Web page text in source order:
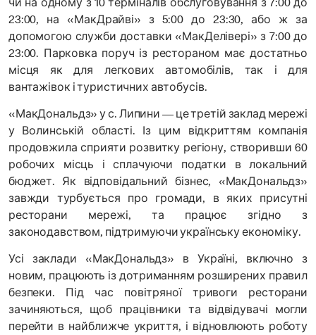
чи на одному з 10 терміналів обслуговування з 7:00 до
23:00, на «МакДрайві» з 5:00 до 23:30, або ж за
допомогою служби доставки «МакДелівері» з 7:00 до
23:00. Парковка поруч із рестораном має достатньо
місця як для легкових автомобілів, так і для
вантажівок і туристичних автобусів.
«МакДональдз» у с. Липини — це третій заклад мережі
у Волинській області. Із цим відкриттям компанія
продовжила сприяти розвитку регіону, створивши 60
робочих місць і сплачуючи податки в локальний
бюджет. Як відповідальний бізнес, «МакДональдз»
завжди турбується про громади, в яких присутні
ресторани мережі, та працює згідно з
законодавством, підтримуючи українську економіку.
Усі заклади «МакДональдз» в Україні, включно з
новим, працюють із дотриманням розширених правил
безпеки. Під час повітряної тривоги ресторани
зачиняються, щоб працівники та відвідувачі могли
перейти в найближче укриття, і відновлюють роботу